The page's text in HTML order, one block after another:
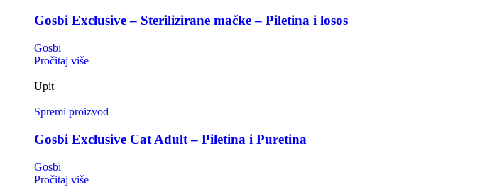
Gosbi Exclusive – Sterilizirane mačke – Piletina i losos
Gosbi
Pročitaj više
Upit
Spremi proizvod
Gosbi Exclusive Cat Adult – Piletina i Puretina
Gosbi
Pročitaj više